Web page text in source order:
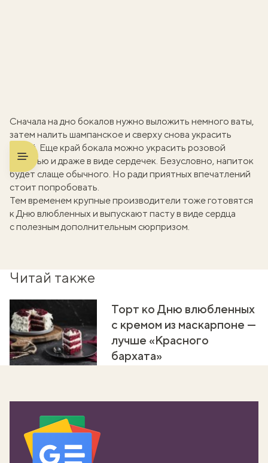
Сначала на дно бокалов нужно выложить немного ваты,
затем налить шампанское и сверху снова украсить
ватой. Еще край бокала можно украсить розовой
глазурью и драже в виде сердечек. Безусловно, напиток
будет слаще обычного. Но ради приятных впечатлений
стоит попробовать.
Тем временем крупные производители тоже готовятся
к Дню влюбленных и выпускают пасту в виде сердца
с полезным дополнительным сюрпризом.
Читай также
Торт ко Дню влюбленных
с кремом из маскарпоне —
лучше «Красного
бархата»